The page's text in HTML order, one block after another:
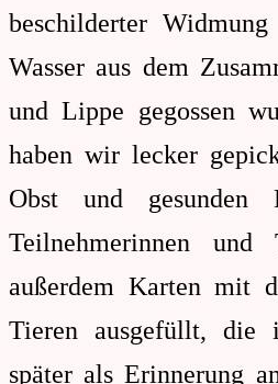
beschilderter
Wasser aus dem
und Lippe gegossen
haben wir lecker
Obst und gesunden
Teilnehmerinnen und
außerdem Karten mit
Tieren ausgefüllt, die
später als Erinnerung